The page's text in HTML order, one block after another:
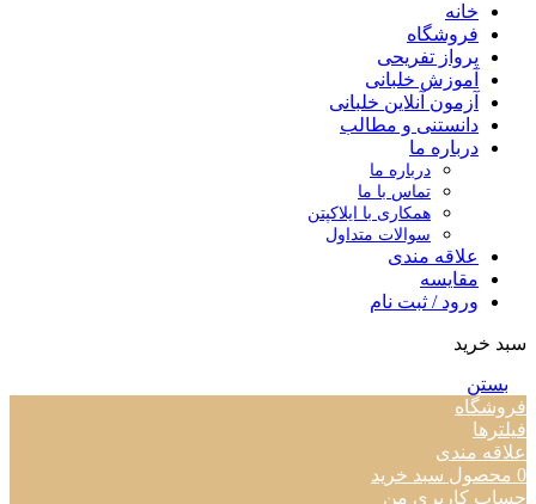
خانه
فروشگاه
پرواز تفریحی
آموزش خلبانی
آزمون آنلاین خلبانی
دانستنی و مطالب
درباره ما
درباره ما
تماس با ما
همکاری با ایلاکپتن
سوالات متداول
علاقه مندی
مقایسه
ورود / ثبت نام
سبد خرید
بستن
فروشگاه
فیلترها
علاقه مندی
0 محصول سبد خرید
حساب کاربری من